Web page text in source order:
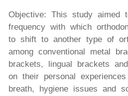
Objective: This study aimed
frequency with which
to shift to another type of
among conventional metal
brackets, lingual brackets
on their personal
breath, hygiene issues and